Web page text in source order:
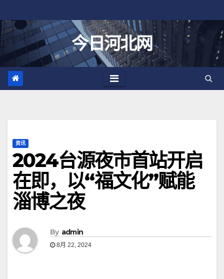
至
今日河北网
资讯
2024台源夜市首站开启
在即，以“福文化”赋能
淄博之夜
By admin
8月 22, 2024